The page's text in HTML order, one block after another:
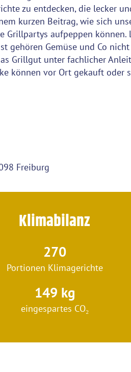
zu entdecken, die lecker
kurzen Beitrag, wie sich
aufpeppen
gehören Gemüse und Co
Grillgut unter fachlicher
können vor Ort gekauft oder
Freiburg
Klimabilanz
270
Portionen Klimagerichte
149 kg
eingespartes CO₂